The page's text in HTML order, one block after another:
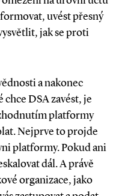
uvést přesný
jak se proti
a na­konec
DSA zavést, je
platformy
Nejprve to projde
platformy. Pokud ani
dál. A právě
organizace, jako